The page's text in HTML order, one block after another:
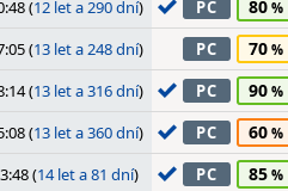
(12 let a 290 dní) PC 80
(13 let a 248 dní) PC 70
(13 let a 316 dní) PC 90
(13 let a 360 dní) PC 60
(14 let a 81 dní) PC 85